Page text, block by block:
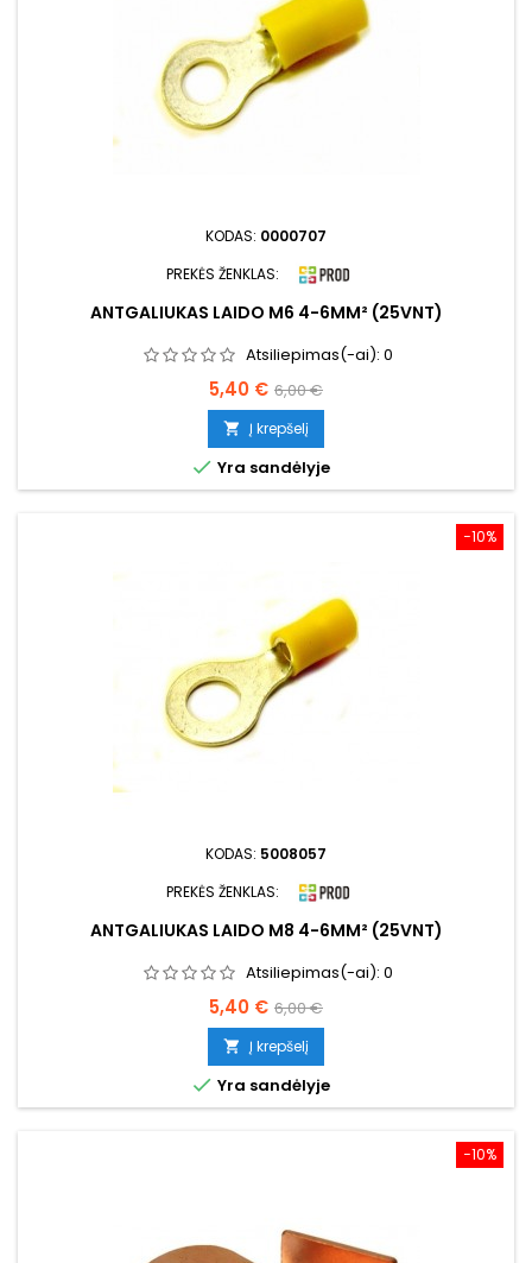
KODAS: 0000707
PREKĖS ŽENKLAS:
ANTGALIUKAS LAIDO M6 4-6MM² (25VNT)
Atsiliepimas(-ai): 0
Kaina
5,40 € Bazinė
kaina
6,00 €
 Į krepšelį
 Yra sandėlyje
−10%
KODAS: 5008057
PREKĖS ŽENKLAS:
ANTGALIUKAS LAIDO M8 4-6MM² (25VNT)
Atsiliepimas(-ai): 0
Kaina
5,40 € Bazinė
kaina
6,00 €
 Į krepšelį
 Yra sandėlyje
−10%